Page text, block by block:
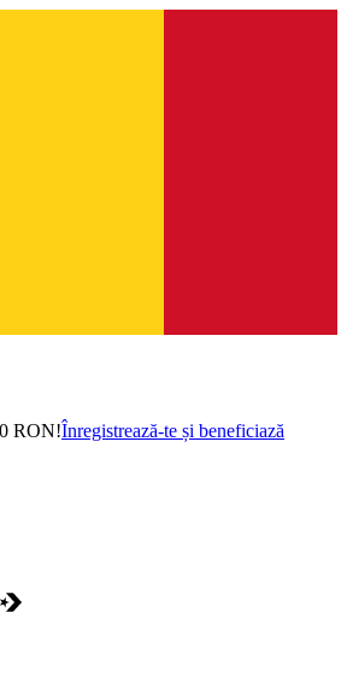
RON!Înregistrează-te și beneficiază